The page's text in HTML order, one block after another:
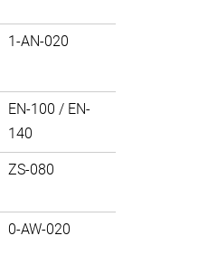
1-AN-020
EN-100 / EN-
140
ZS-080
0-AW-020